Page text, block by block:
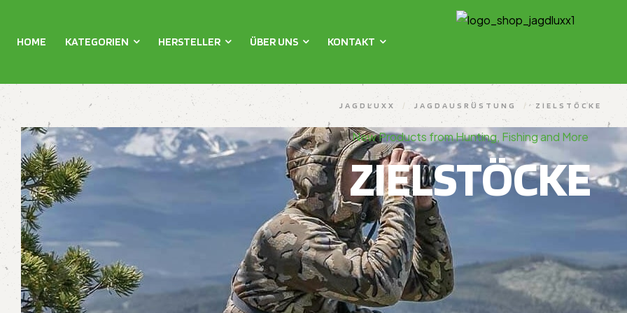
HOME KATEGORIEN HERSTELLER ÜBER UNS KONTAKT
JAGDLUXX / JAGDAUSRÜSTUNG / ZIELSTÖCKE
New Products from Hunting, Fishing and More
ZIELSTÖCKE